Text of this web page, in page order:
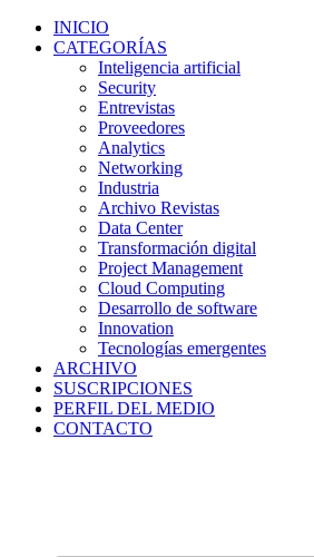
INICIO
CATEGORÍAS
Inteligencia artificial
Security
Entrevistas
Proveedores
Analytics
Networking
Industria
Archivo Revistas
Data Center
Transformación digital
Project Management
Cloud Computing
Desarrollo de software
Innovation
Tecnologías emergentes
ARCHIVO
SUSCRIPCIONES
PERFIL DEL MEDIO
CONTACTO